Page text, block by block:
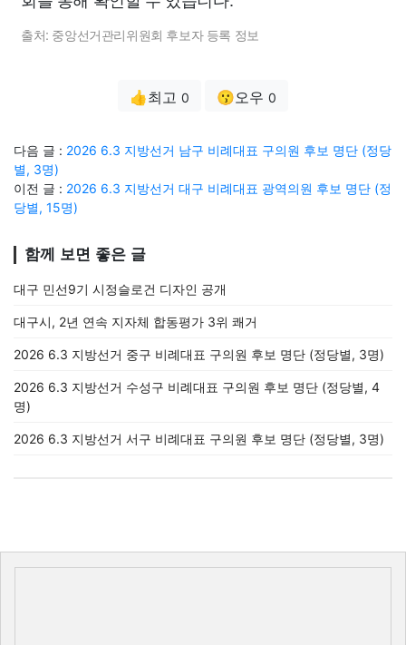
출처: 중앙선거관리위원회 후보자 등록 정보
👍최고 0 😗오우 0
다음 글 : 2026 6.3 지방선거 남구 비례대표 구의원 후보 명단 (정당
별, 3명)
이전 글 : 2026 6.3 지방선거 대구 비례대표 광역의원 후보 명단 (정
당별, 15명)
함께 보면 좋은 글
대구 민선9기 시정슬로건 디자인 공개
대구시, 2년 연속 지자체 합동평가 3위 쾌거
2026 6.3 지방선거 중구 비례대표 구의원 후보 명단 (정당별, 3명)
2026 6.3 지방선거 수성구 비례대표 구의원 후보 명단 (정당별, 4
명)
2026 6.3 지방선거 서구 비례대표 구의원 후보 명단 (정당별, 3명)